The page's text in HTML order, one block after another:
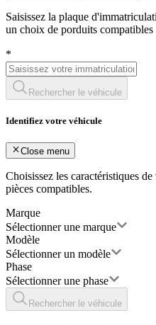
Saisissez la plaque
un choix de porduits compatibles
*
Rechercher le véhicule
Identifiez votre véhicule
Close menu
Choisissez les caractéristiques
pièces compatibles.
Marque
Sélectionner une marque
Modèle
Sélectionner un modèle
Phase
Sélectionner une phase
Rechercher le véhicule